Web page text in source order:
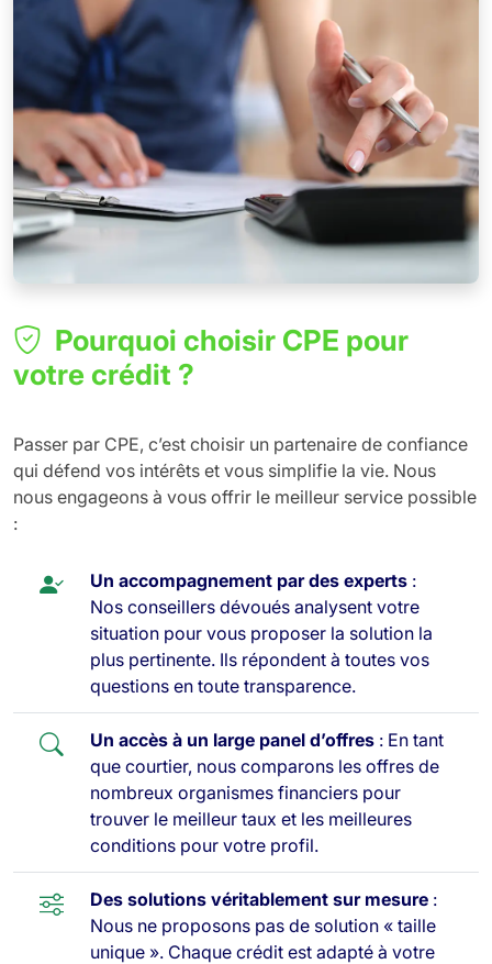
Pourquoi choisir CPE pour
votre crédit ?
Passer par CPE, c’est choisir un partenaire de confiance
qui défend vos intérêts et vous simplifie la vie. Nous
nous engageons à vous offrir le meilleur service possible
:
Un accompagnement par des experts :
Nos conseillers dévoués analysent votre
situation pour vous proposer la solution la
plus pertinente. Ils répondent à toutes vos
questions en toute transparence.
Un accès à un large panel d’offres : En tant
que courtier, nous comparons les offres de
nombreux organismes financiers pour
trouver le meilleur taux et les meilleures
conditions pour votre profil.
Des solutions véritablement sur mesure :
Nous ne proposons pas de solution « taille
unique ». Chaque crédit est adapté à votre